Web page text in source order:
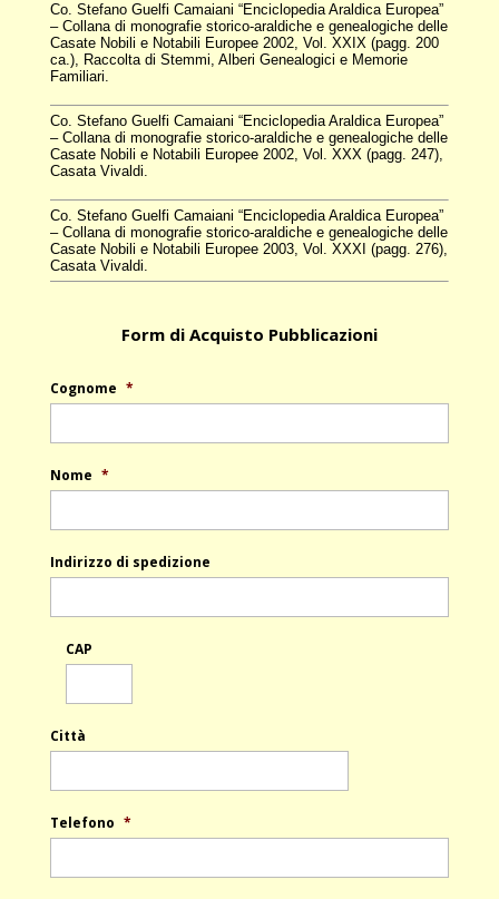
Co. Stefano Guelfi Camaiani “Enciclopedia Araldica Europea”
– Collana di monografie storico-araldiche e genealogiche delle
Casate Nobili e Notabili Europee 2002, Vol. XXIX (pagg. 200
ca.), Raccolta di Stemmi, Alberi Genealogici e Memorie
Familiari.
Co. Stefano Guelfi Camaiani “Enciclopedia Araldica Europea”
– Collana di monografie storico-araldiche e genealogiche delle
Casate Nobili e Notabili Europee 2002, Vol. XXX (pagg. 247),
Casata Vivaldi.
Co. Stefano Guelfi Camaiani “Enciclopedia Araldica Europea”
– Collana di monografie storico-araldiche e genealogiche delle
Casate Nobili e Notabili Europee 2003, Vol. XXXI (pagg. 276),
Casata Vivaldi.
Form di Acquisto Pubblicazioni
Cognome *
Nome *
Indirizzo di spedizione
CAP
Città
Telefono *